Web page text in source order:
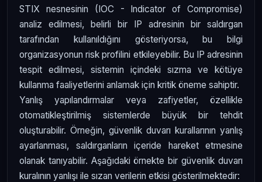
STIX nesnesinin (IOC - Indicator of Compromise)
analiz edilmesi, belirli bir IP adresinin bir saldırgan
tarafından kullanıldığını gösteriyorsa, bu bilgi
organizasyonun risk profilini etkileyebilir. Bu IP adresinin
tespit edilmesi, sistemin içindeki sızma ve kötüye
kullanma faaliyetlerini anlamak için kritik öneme sahiptir.
Yanlış yapılandırmalar veya zafiyetler, özellikle
otomatikleştirilmiş sistemlerde büyük bir tehdit
oluşturabilir. Örneğin, güvenlik duvarı kurallarının yanlış
ayarlanması, saldırganların içeride hareket etmesine
olanak tanıyabilir. Aşağıdaki örnekte bir güvenlik duvarı
kuralının yanlışı ile sızan verilerin etkisi gösterilmektedir: